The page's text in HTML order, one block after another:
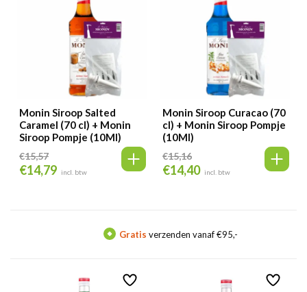
Monin Siroop Salted
Caramel (70 cl) + Monin
Siroop Pompje (10Ml)
€15,57
Oorspronkelijke
€14,79 Huidige
incl. btw
Monin Siroop Curacao (70
cl) + Monin Siroop Pompje
(10Ml)
€15,16
Oorspronkelijke
€14,40 Huidige
incl. btw
Gratisverzenden vanaf €95,-